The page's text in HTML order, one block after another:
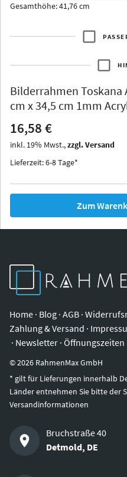
Thurgau
Iowa
Gesamthöhe: 41,76 cm
Bilderrahmen Toskana
cm x 34,5 cm 1mm
16,58 €
inkl. 19% Mwst.,zzgl. Versand
Lieferzeit: 6-8 Tage*
Zum
Home · Blog · AGB ·
Zahlung & Versand ·
· Newsletter ·
©2026 RahmenMax GmbH
* gilt für Lieferungen innerhalb
Länder entnehmen Sie bitte der
Versandinformationen
Bruchstraße 40
Detmold, DE